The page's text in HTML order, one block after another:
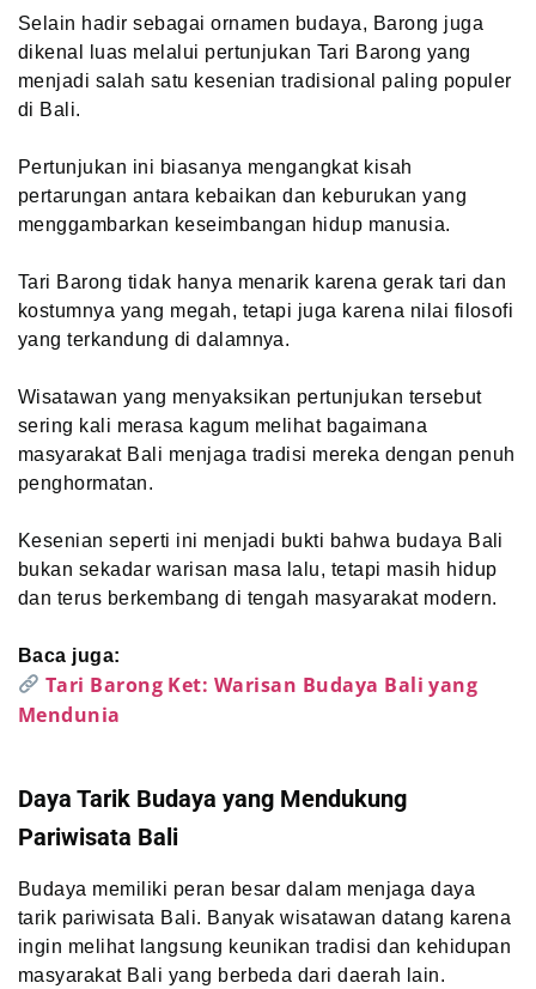
Selain hadir sebagai ornamen budaya, Barong juga
dikenal luas melalui pertunjukan Tari Barong yang
menjadi salah satu kesenian tradisional paling populer
di Bali.
Pertunjukan ini biasanya mengangkat kisah
pertarungan antara kebaikan dan keburukan yang
menggambarkan keseimbangan hidup manusia.
Tari Barong tidak hanya menarik karena gerak tari dan
kostumnya yang megah, tetapi juga karena nilai filosofi
yang terkandung di dalamnya.
Wisatawan yang menyaksikan pertunjukan tersebut
sering kali merasa kagum melihat bagaimana
masyarakat Bali menjaga tradisi mereka dengan penuh
penghormatan.
Kesenian seperti ini menjadi bukti bahwa budaya Bali
bukan sekadar warisan masa lalu, tetapi masih hidup
dan terus berkembang di tengah masyarakat modern.
Baca juga:
Tari Barong Ket: Warisan Budaya Bali yang
Mendunia
Daya Tarik Budaya yang Mendukung
Pariwisata Bali
Budaya memiliki peran besar dalam menjaga daya
tarik pariwisata Bali. Banyak wisatawan datang karena
ingin melihat langsung keunikan tradisi dan kehidupan
masyarakat Bali yang berbeda dari daerah lain.